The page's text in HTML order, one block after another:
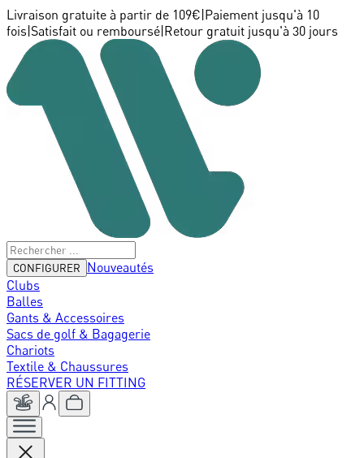
Livraison gratuite à partir de 109€ Paiement jusqu'à 10
fois Satisfait ou remboursé Retour gratuit jusqu'à 30 jours
CONFIGURER
Nouveautés
Clubs
Balles
Gants & Accessoires
Sacs de golf & Bagagerie
Chariots
Textile & Chaussures
RÉSERVER UN FITTING